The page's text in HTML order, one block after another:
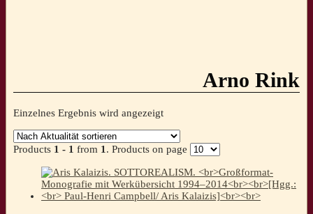
Arno Rink
Einzelnes Ergebnis wird angezeigt
Products 1 - 1 from 1 . Products on page